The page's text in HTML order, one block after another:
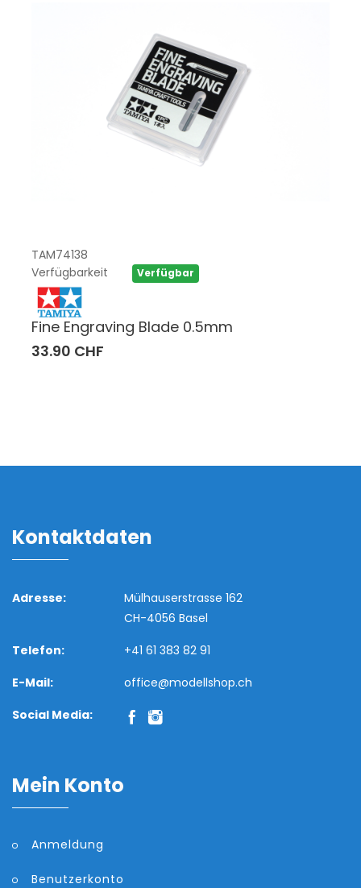
TAM74138
Verfügbarkeit
Verfügbar
Fine Engraving Blade 0.5mm
33.90 CHF
Kontaktdaten
Adresse:
Mülhauserstrasse 162
CH-4056 Basel
Telefon:
+41 61 383 82 91
E-Mail:
office@modellshop.ch
Social Media:
Mein Konto
Anmeldung
Benutzerkonto